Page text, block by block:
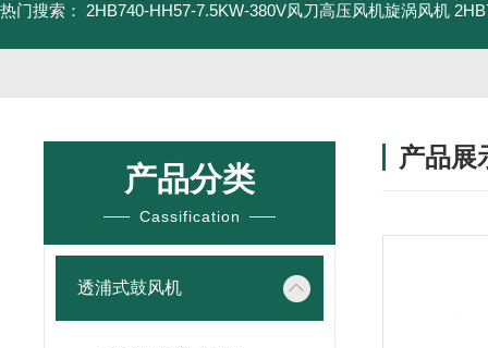
热门搜索： 2HB740-HH57-7.5KW-380V风刀高压风机旋涡风机
产品分类
Cassification
透浦式鼓风机
产品展